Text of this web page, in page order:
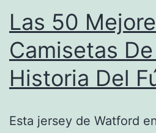
Las 50
Camisetas
Historia Del
Esta jersey de Watford